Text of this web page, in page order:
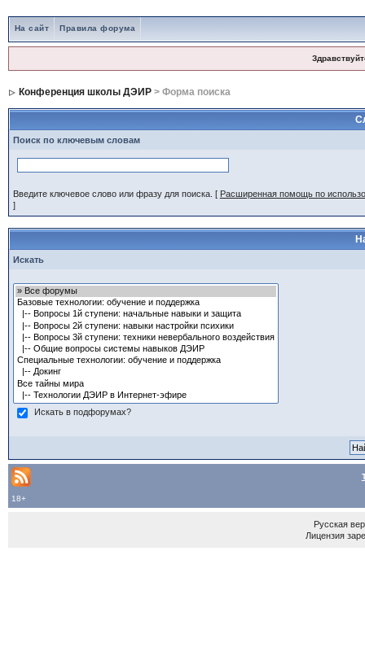
На сайт Правила форума
Конференция школы ДЭИР> Форма поиска
Поиск по ключевым словам
Введите ключевое слово или фразу для поиска. [ Расширенная помощь по
]
Искать
Искать в подфорумах?
18+
Русская
Лицензия